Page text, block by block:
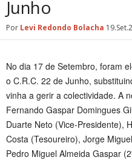
Junho
Por Levi Redondo Bolacha
No dia 17 de Setembro, foram
o C.R.C. 22 de Junho,
vinha a gerir a colectividade. A
Fernando Gaspar Domingues
Duarte Neto (Vice-Presidente),
Costa (Tesoureiro), Jorge
Pedro Miguel Almeida Gaspar